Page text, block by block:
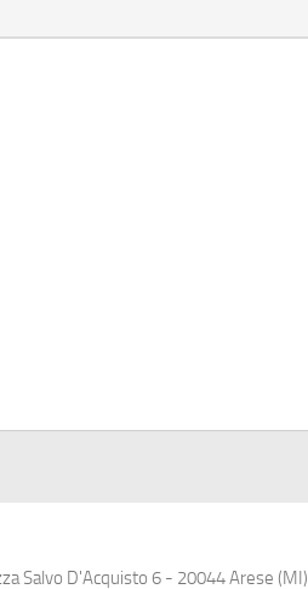
Salvo D'Acquisto 6 - 20044 Arese (MI)